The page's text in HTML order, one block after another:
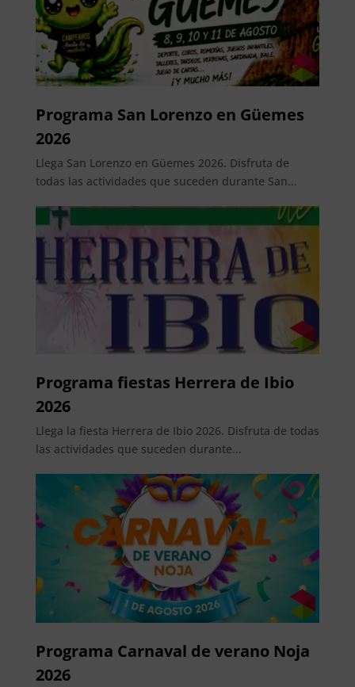
Programa San Lorenzo en Güemes
2026
Llega San Lorenzo en Güemes 2026. Disfruta de
todas las actividades que suceden durante San...
Programa fiestas Herrera de Ibio
2026
Llega la fiesta Herrera de Ibio 2026. Disfruta de todas
las actividades que suceden durante...
Programa Carnaval de verano Noja
2026